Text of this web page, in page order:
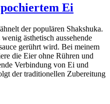
Ei
der popu­lä­ren Shak­s­huka.
ästhe­tisch aus­se­hen­de
gerührt wird. Bei mei­nem
die Eier ohne Rüh­ren und
Ver­bin­dung von Ei und
der tra­di­tio­nel­len Zube­rei­tung